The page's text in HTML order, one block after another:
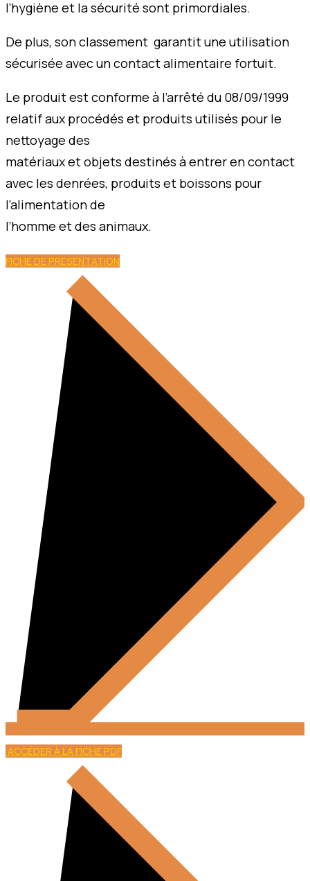
l’hygiène et la sécurité sont primordiales.
De plus, son classement garantit une utilisation
sécurisée avec un contact alimentaire fortuit.
Le produit est conforme à l’arrêté du 08/09/1999
relatif aux procédés et produits utilisés pour le
nettoyage des
matériaux et objets destinés à entrer en contact
avec les denrées, produits et boissons pour
l’alimentation de
l’homme et des animaux.
FICHE DE PRÉSENTATION
ACCÉDER À LA FICHE PDF